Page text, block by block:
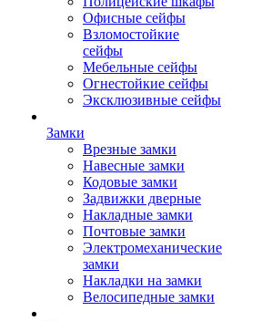
Офисные сейфы
Взломостойкие
сейфы
Мебельные сейфы
Огнестойкие сейфы
Эксклюзивные сейфы
Замки
Врезные замки
Навесные замки
Кодовые замки
Задвижки дверные
Накладные замки
Почтовые замки
Электромеханические
замки
Накладки на замки
Велосипедные замки